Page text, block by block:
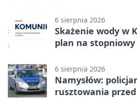
6 sierpnia 2026
Skażenie wody w
plan na
6 sierpnia 2026
Namysłów:
rusztowania